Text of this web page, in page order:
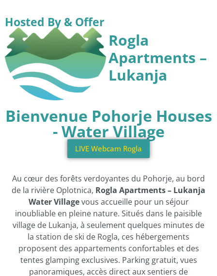
Hosted By & Offer
Rogla
Apartments –
Lukanja
Bienvenue Pohorje Houses
- Water Village
LIVE Webcam Rogla
Au cœur des forêts verdoyantes du Pohorje, au bord
de la rivière Oplotnica, Rogla Apartments – Lukanja
Water Villagevous accueille pour un séjour
inoubliable en pleine nature. Situés dans le paisible
village de Lukanja, à seulement quelques minutes de
la station de ski de Rogla, ces hébergements
proposent des appartements confortables et des
tentes glamping exclusives. Parking gratuit, vues
panoramiques, accès direct aux sentiers de